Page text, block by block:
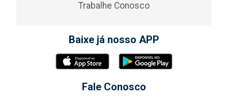
Trabalhe Conosco
Baixe já nosso APP
Fale Conosco